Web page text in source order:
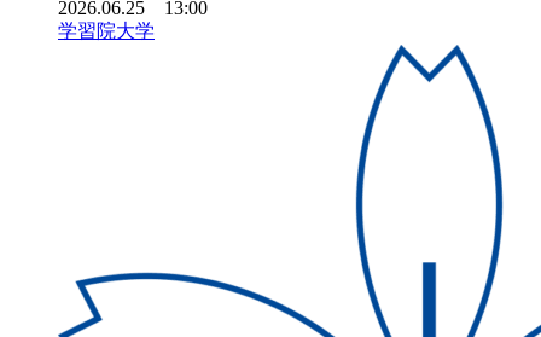
2026.06.25 13:00
学習院大学